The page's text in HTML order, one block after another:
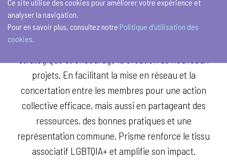
Ce site utilise des cookies pour améliorer votre expérience et
analyser la navigation.
Pour en savoir plus, consultez notre Politique d'utilisation des
cookies.
Prisme soutient ses associations-membres avec un
accompagnement organisationnel, logistique et
projets. En facilitant la mise en réseau et la
concertation entre les membres pour une action
collective efficace, mais aussi en partageant des
ressources, des bonnes pratiques et une
représentation commune, Prisme renforce le tissu
associatif LGBTQIA+ et amplifie son impact.